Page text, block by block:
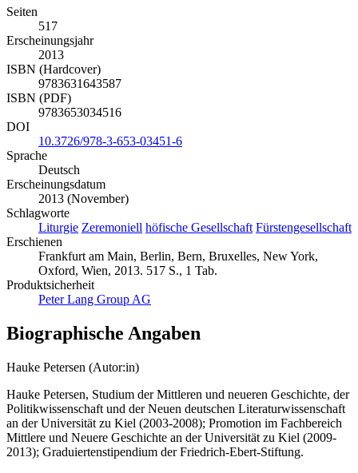
Seiten
517
Erscheinungsjahr
2013
ISBN (Hardcover)
9783631643587
ISBN (PDF)
9783653034516
DOI
10.3726/978-3-653-03451-6
Sprache
Deutsch
Erscheinungsdatum
2013 (November)
Schlagworte
Liturgie Zeremoniell höfische Gesellschaft Fürstengesellschaft
Erschienen
Frankfurt am Main, Berlin, Bern, Bruxelles, New York,
Oxford, Wien, 2013. 517 S., 1 Tab.
Produktsicherheit
Peter Lang Group AG
Biographische Angaben
Hauke Petersen (Autor:in)
Hauke Petersen, Studium der Mittleren und neueren Geschichte, der
Politikwissenschaft und der Neuen deutschen Literaturwissenschaft
an der Universität zu Kiel (2003-2008); Promotion im Fachbereich
Mittlere und Neuere Geschichte an der Universität zu Kiel (2009-
2013); Graduiertenstipendium der Friedrich-Ebert-Stiftung.